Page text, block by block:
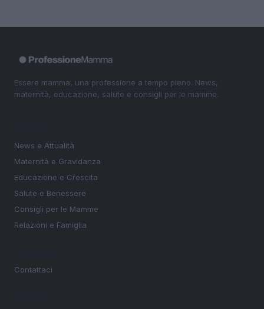
Essere mamma, una professione a tempo pieno. News,
maternità, educazione, salute e consigli per le mamme.
News e Attualità
Maternità e Gravidanza
Educazione e Crescita
Salute e Benessere
Consigli per le Mamme
Relazioni e Famiglia
Contattaci